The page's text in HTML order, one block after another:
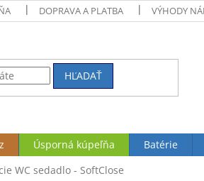
DOPRAVA A PLATBA VÝHODY
HĽADAŤ
Úsporná kúpeľňa Batérie
WC sedadlo - SoftClose